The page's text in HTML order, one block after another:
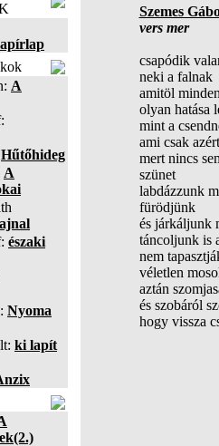
A
Hűtőhideg
A
északi
Nyoma
ki lapít
Szemes
vers mer
csapódik
neki a falnak
amitöl
olyan hatása
mint a
ami csak
mert nincs
szünet
labdázzunk
fürödjünk
és járkáljunk
táncoljunk is
nem
véletlen
aztán
és szobáról
hogy vissza